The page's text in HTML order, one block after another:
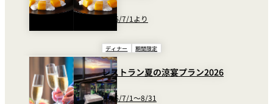
2026/7/1より
ディナー 期間限定
レストラン夏の涼宴プラン2026
2026/7/1～8/31